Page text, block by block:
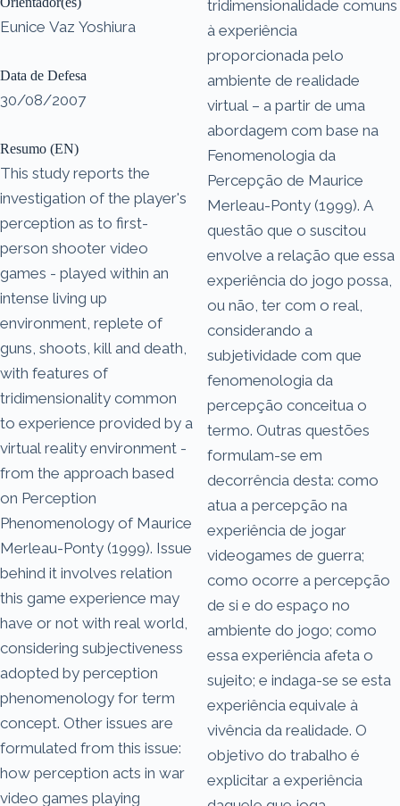
Eunice Vaz Yoshiura
Data de Defesa
30/08/2007
Resumo (EN)
This study reports the
investigation of the player's
perception as to first-
person shooter video
games - played within an
intense living up
environment, replete of
guns, shoots, kill and death,
with features of
tridimensionality common
to experience provided by a
virtual reality environment -
from the approach based
on Perception
Phenomenology of Maurice
Merleau-Ponty (1999). Issue
behind it involves relation
this game experience may
have or not with real world,
considering subjectiveness
adopted by perception
phenomenology for term
concept. Other issues are
formulated from this issue:
how perception acts in war
video games playing
tridimensionalidade comuns
à experiência
proporcionada pelo
ambiente de realidade
virtual – a partir de uma
abordagem com base na
Fenomenologia da
Percepção de Maurice
Merleau-Ponty (1999). A
questão que o suscitou
envolve a relação que essa
experiência do jogo possa,
ou não, ter com o real,
considerando a
subjetividade com que
fenomenologia da
percepção conceitua o
termo. Outras questões
formulam-se em
decorrência desta: como
atua a percepção na
experiência de jogar
videogames de guerra;
como ocorre a percepção
de si e do espaço no
ambiente do jogo; como
essa experiência afeta o
sujeito; e indaga-se se esta
experiência equivale à
vivência da realidade. O
objetivo do trabalho é
explicitar a experiência